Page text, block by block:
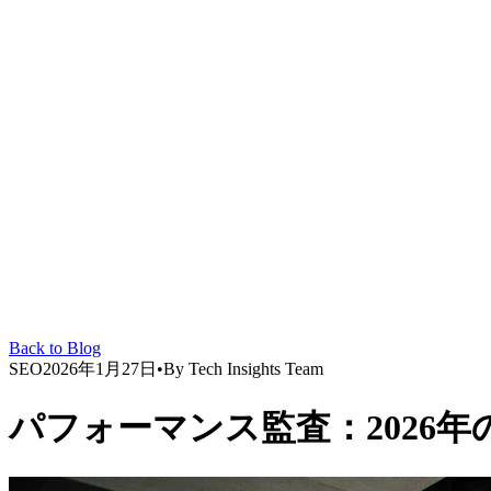
Back to Blog
SEO2026年1月27日 •By Tech Insights Team
パフォーマンス監査：2026年